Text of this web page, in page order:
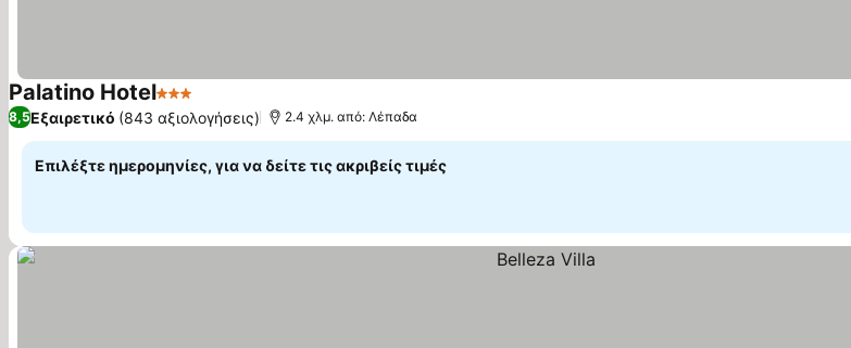
Palatino Hotel3 ΑστέριαΕμφάνιση τιμών
8,5Εξαιρετικό (843 αξιολογήσεις) 2.4 χλμ. από: Λέπαδα
Επιλέξτε ημερομηνίες, για να δείτε τις ακριβείς τιμές